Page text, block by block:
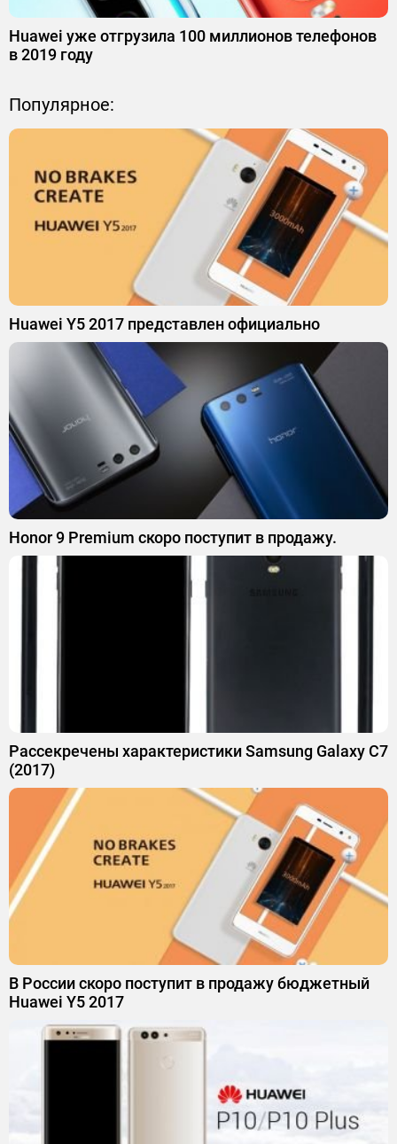
Huawei уже отгрузила 100 миллионов телефонов
в 2019 году
Популярное:
Huawei Y5 2017 представлен официально
Honor 9 Premium скоро поступит в продажу.
Рассекречены характеристики Samsung Galaxy C7
(2017)
В России скоро поступит в продажу бюджетный
Huawei Y5 2017